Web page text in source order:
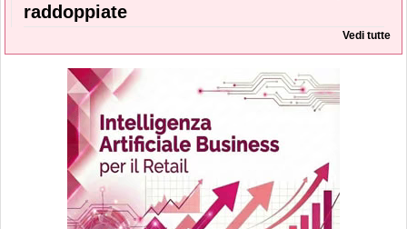
raddoppiate
Vedi tutte